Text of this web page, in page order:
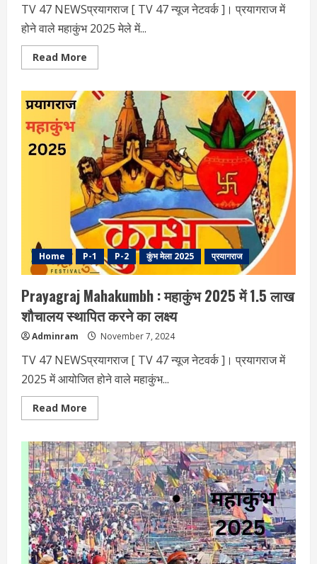
TV 47 NEWSप्रयागराज [ TV 47 न्‍यूज नेटवर्क ]। प्रयागराज में
होने वाले महाकुंभ 2025 मेले में...
Read More
more
में
श्रद्धालुओं
को
‘पेइंग
गेस्ट’
का
लाभ,
जानें
–
प्रक्रिया
Home P-1 P-2 कुंभ मेला 2025 प्रयागराज
Prayagraj Mahakumbh : महाकुंभ 2025 में 1.5 लाख
शौचालय स्थापित करने का लक्ष्य
Adminram November 7, 2024
TV 47 NEWSप्रयागराज [ TV 47 न्‍यूज नेटवर्क ]। प्रयागराज में
2025 में आयोजित होने वाले महाकुंभ...
Read More
more
Mahakumbh
:
महाकुंभ
2025
में
1.5
लाख
शौचालय
स्थापित
करने
का
लक्ष्य